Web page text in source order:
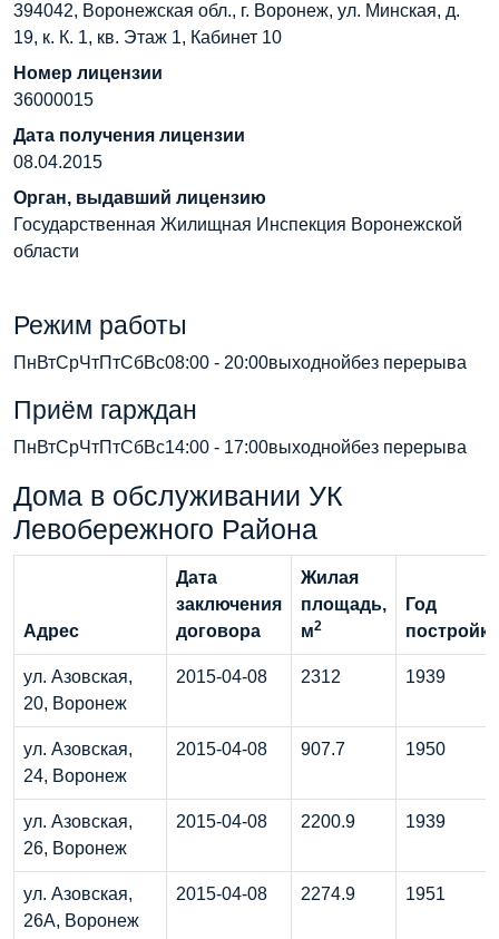
394042, Воронежская обл., г. Воронеж, ул. Минская, д.
19, к. К. 1, кв. Этаж 1, Кабинет 10
Номер лицензии
36000015
Дата получения лицензии
08.04.2015
Орган, выдавший лицензию
Государственная Жилищная Инспекция Воронежской
области
Режим работы
ПнВтСрЧтПтСбВс08:00 - 20:00выходнойбез перерыва
Приём гарждан
ПнВтСрЧтПтСбВс14:00 - 17:00выходнойбез перерыва
Дома в обслуживании УК
Левобережного Района
Адрес
Дата
заключения
договора
Жилая
площадь,
м2
Год
постройки
ул. Азовская,
20, Воронеж
2015-04-08 2312 1939
ул. Азовская,
24, Воронеж
2015-04-08 907.7 1950
ул. Азовская,
26, Воронеж
2015-04-08 2200.9 1939
ул. Азовская,
26А, Воронеж
2015-04-08 2274.9 1951